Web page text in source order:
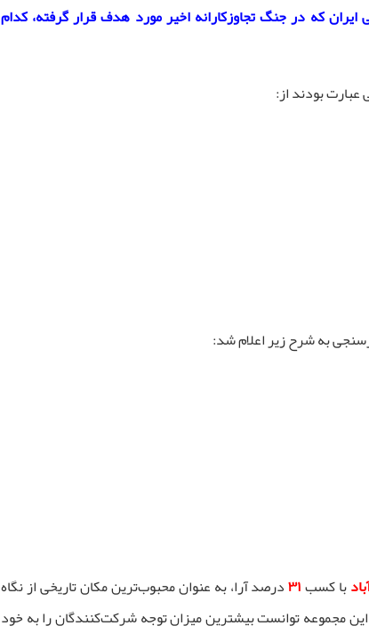
ایران که در جنگ تجاوزکارانه اخیر مورد هدف قرار گرفته، کدام
بودند از:
به شرح زیر اعلام شد:
با کسب۳۱درصد آرا، به عنوان محبوب‌ترین مکان تاریخی از نگاه
مجموعه توانست بیشترین میزان توجه شرکت‌کنندگان را به خود